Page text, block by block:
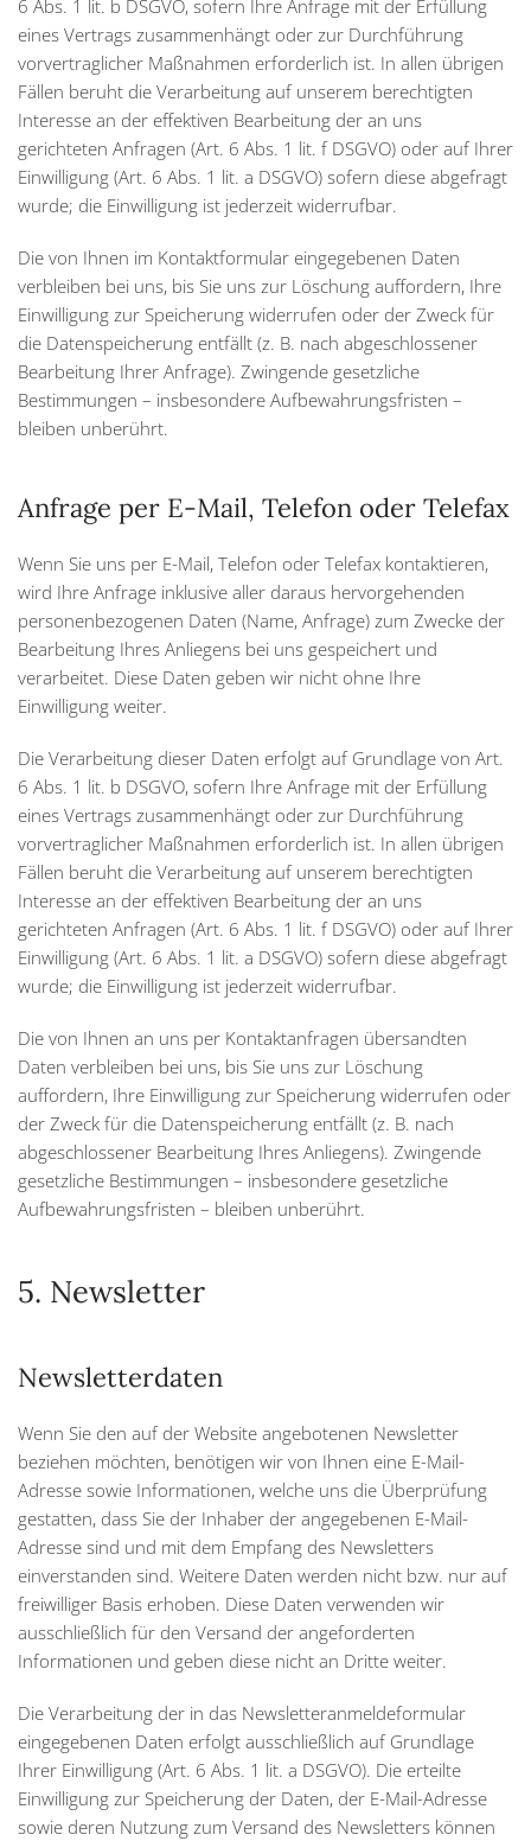
6 Abs. 1 lit. b DSGVO, sofern Ihre Anfrage mit der Erfüllung
eines Vertrags zusammenhängt oder zur Durchführung
vorvertraglicher Maßnahmen erforderlich ist. In allen übrigen
Fällen beruht die Verarbeitung auf unserem berechtigten
Interesse an der effektiven Bearbeitung der an uns
gerichteten Anfragen (Art. 6 Abs. 1 lit. f DSGVO) oder auf Ihrer
Einwilligung (Art. 6 Abs. 1 lit. a DSGVO) sofern diese abgefragt
wurde; die Einwilligung ist jederzeit widerrufbar.
Die von Ihnen im Kontaktformular eingegebenen Daten
verbleiben bei uns, bis Sie uns zur Löschung auffordern, Ihre
Einwilligung zur Speicherung widerrufen oder der Zweck für
die Datenspeicherung entfällt (z. B. nach abgeschlossener
Bearbeitung Ihrer Anfrage). Zwingende gesetzliche
Bestimmungen – insbesondere Aufbewahrungsfristen –
bleiben unberührt.
Anfrage per E-Mail, Telefon oder Telefax
Wenn Sie uns per E-Mail, Telefon oder Telefax kontaktieren,
wird Ihre Anfrage inklusive aller daraus hervorgehenden
personenbezogenen Daten (Name, Anfrage) zum Zwecke der
Bearbeitung Ihres Anliegens bei uns gespeichert und
verarbeitet. Diese Daten geben wir nicht ohne Ihre
Einwilligung weiter.
Die Verarbeitung dieser Daten erfolgt auf Grundlage von Art.
6 Abs. 1 lit. b DSGVO, sofern Ihre Anfrage mit der Erfüllung
eines Vertrags zusammenhängt oder zur Durchführung
vorvertraglicher Maßnahmen erforderlich ist. In allen übrigen
Fällen beruht die Verarbeitung auf unserem berechtigten
Interesse an der effektiven Bearbeitung der an uns
gerichteten Anfragen (Art. 6 Abs. 1 lit. f DSGVO) oder auf Ihrer
Einwilligung (Art. 6 Abs. 1 lit. a DSGVO) sofern diese abgefragt
wurde; die Einwilligung ist jederzeit widerrufbar.
Die von Ihnen an uns per Kontaktanfragen übersandten
Daten verbleiben bei uns, bis Sie uns zur Löschung
auffordern, Ihre Einwilligung zur Speicherung widerrufen oder
der Zweck für die Datenspeicherung entfällt (z. B. nach
abgeschlossener Bearbeitung Ihres Anliegens). Zwingende
gesetzliche Bestimmungen – insbesondere gesetzliche
Aufbewahrungsfristen – bleiben unberührt.
5. Newsletter
Newsletter­daten
Wenn Sie den auf der Website angebotenen Newsletter
beziehen möchten, benötigen wir von Ihnen eine E-Mail-
Adresse sowie Informationen, welche uns die Überprüfung
gestatten, dass Sie der Inhaber der angegebenen E-Mail-
Adresse sind und mit dem Empfang des Newsletters
einverstanden sind. Weitere Daten werden nicht bzw. nur auf
freiwilliger Basis erhoben. Diese Daten verwenden wir
ausschließlich für den Versand der angeforderten
Informationen und geben diese nicht an Dritte weiter.
Die Verarbeitung der in das Newsletteranmeldeformular
eingegebenen Daten erfolgt ausschließlich auf Grundlage
Ihrer Einwilligung (Art. 6 Abs. 1 lit. a DSGVO). Die erteilte
Einwilligung zur Speicherung der Daten, der E-Mail-Adresse
sowie deren Nutzung zum Versand des Newsletters können